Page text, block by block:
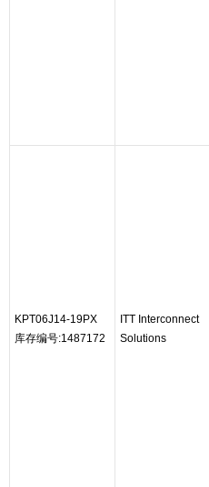
KPT06J14-19PX
库存编号:1487172
ITT Interconnect
Solutions